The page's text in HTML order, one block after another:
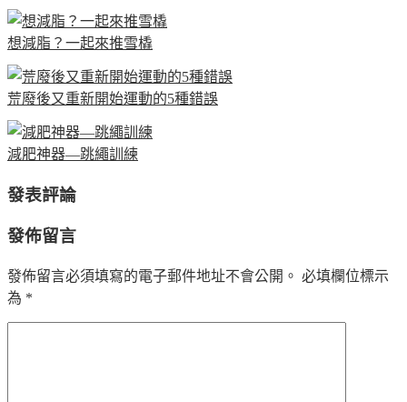
想減脂？一起來推雪橇
荒廢後又重新開始運動的5種錯誤
減肥神器—跳繩訓練
發表評論
發佈留言
發佈留言必須填寫的電子郵件地址不會公開。 必填欄位標示
為 *